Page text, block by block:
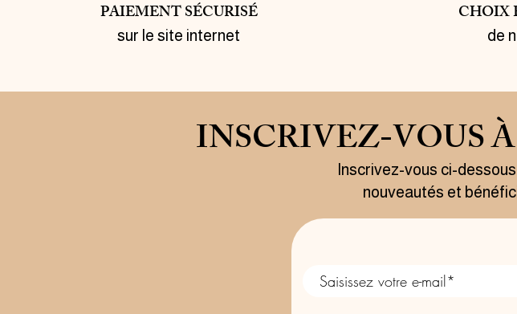
PAIEMENT SÉCURISÉ
sur le site internet
CHOIX
de
INSCRIVEZ-VOUS
Inscrivez-vous ci-
nouveautés et